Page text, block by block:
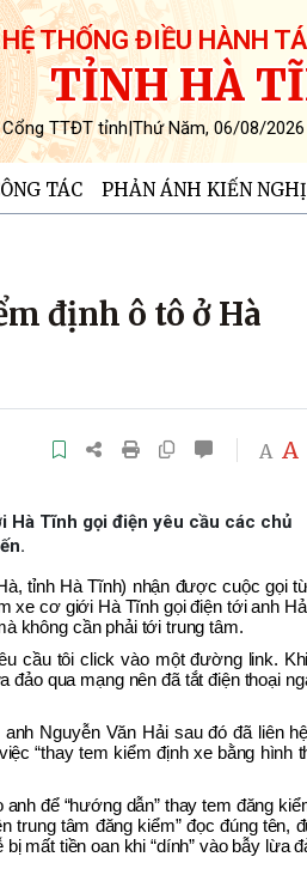
HỆ THỐNG ĐIỀU HÀNH
TỈNH HÀ
Cổng TTĐT tỉnh|Thứ Năm, 06/08/2026
TÁC PHẢN ÁNH KIẾN NGHỊ
định ô tô ở Hà
A A
Hà Tĩnh gọi điện yêu cầu các chủ
tỉnh Hà Tĩnh) nhận được cuộc gọi
xe cơ giới Hà Tĩnh gọi điện tới anh
không cần phải tới trung tâm.
cầu tôi click vào một đường link.
qua mạng nên đã tắt điện thoại
Nguyễn Văn Hải sau đó đã liên
“thay tem kiểm định xe bằng hình
để “hướng dẫn” thay tem đăng
trung tâm đăng kiểm” đọc đúng tên,
mất tiền oan khi “dính” vào bẫy lừa